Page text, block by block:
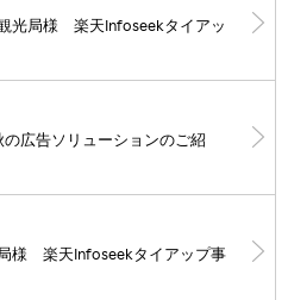
光局様 楽天Infoseekタイアッ
の広告ソリューションのご紹
様 楽天Infoseekタイアップ事